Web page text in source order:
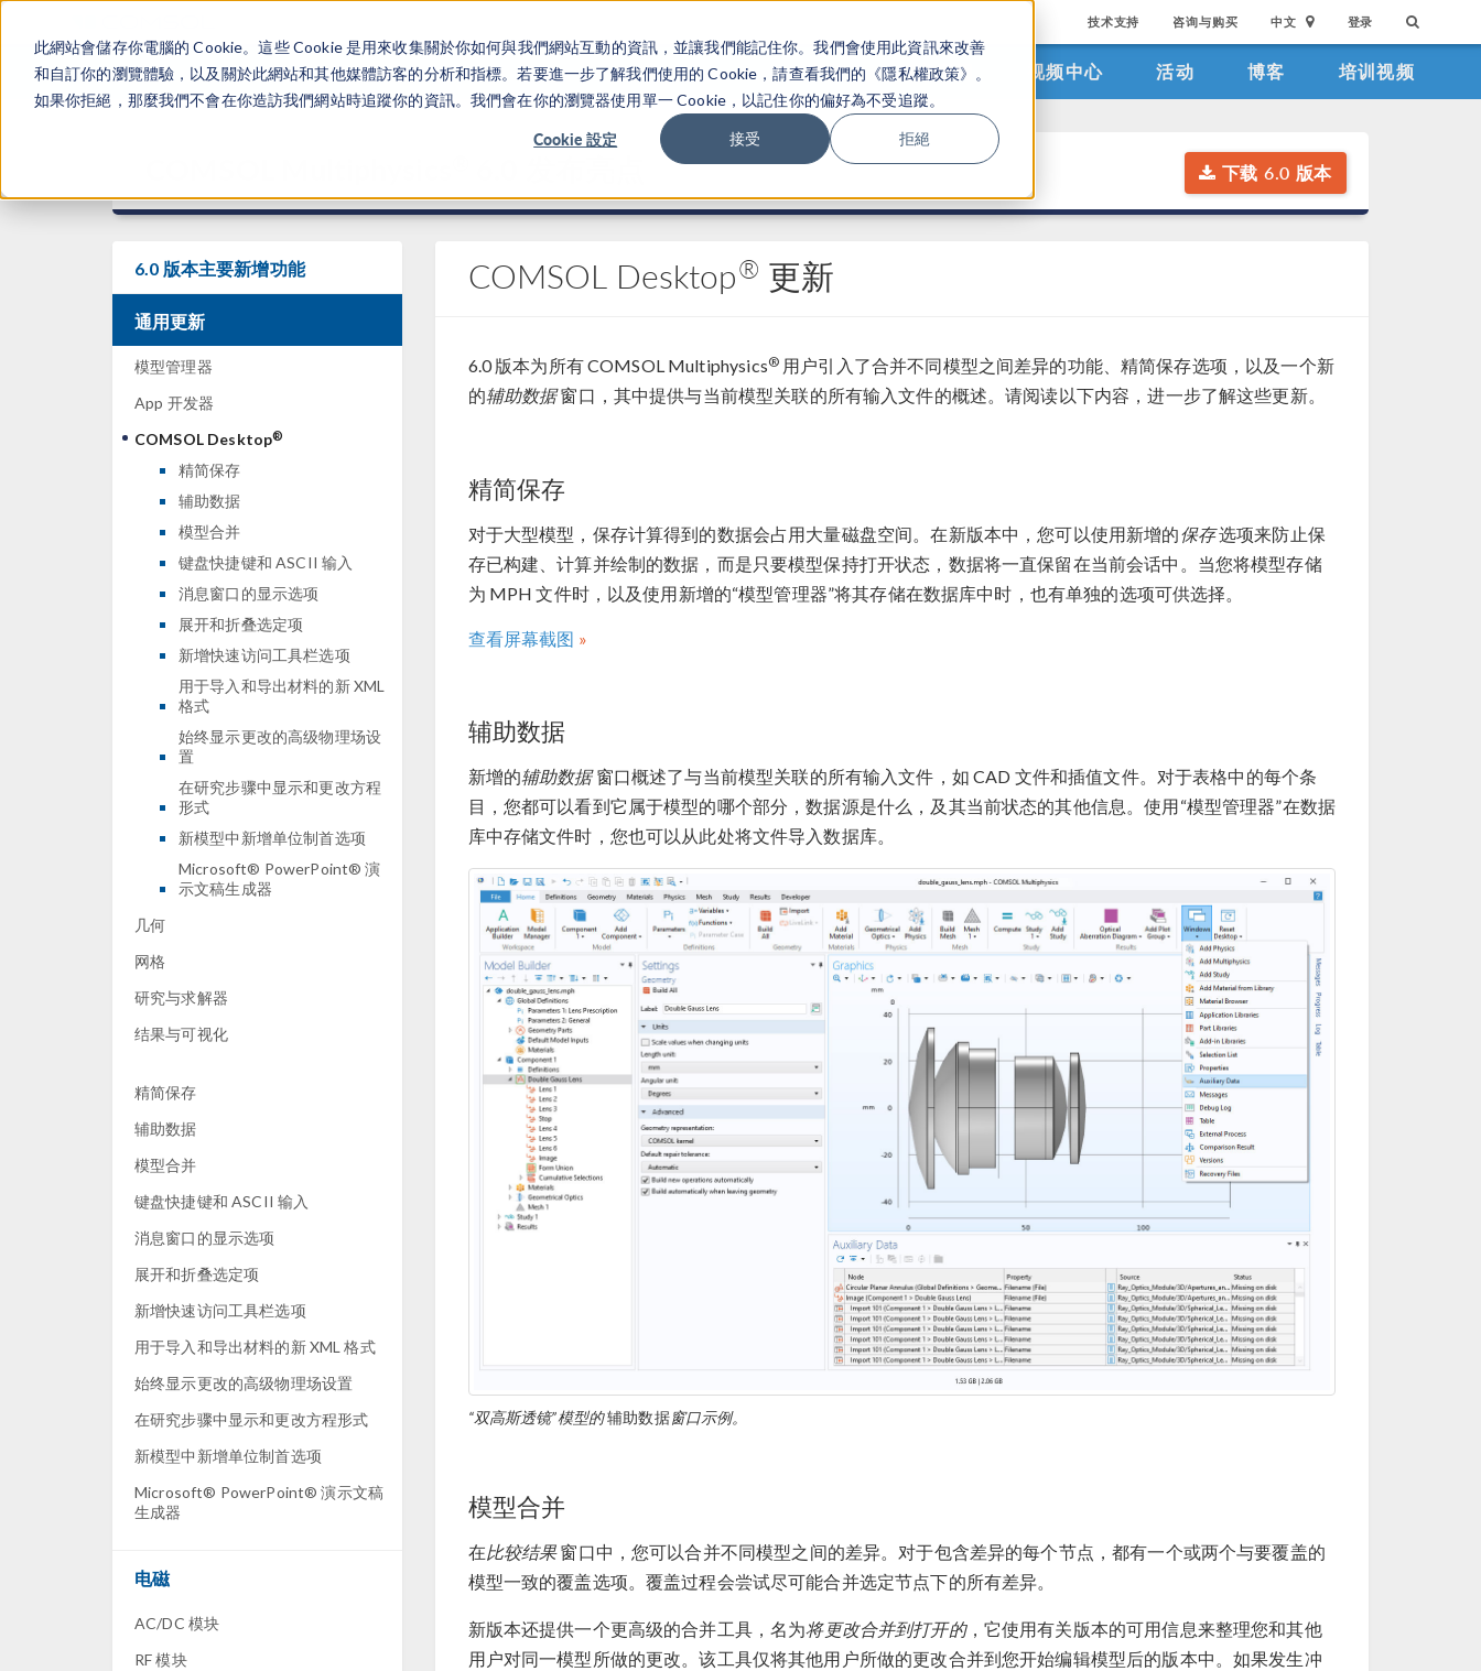
此網站會儲存你電腦的 Cookie。這些 Cookie 是用來收集關於你如何與我們網站互動的資訊，並讓我們能記住你。我們會使用此資訊來改善
和自訂你的瀏覽體驗，以及關於此網站和其他媒體訪客的分析和指標。若要進一步了解我們使用的 Cookie，請查看我們的《隱私權政策》。
如果你拒絕，那麼我們不會在你造訪我們網站時追蹤你的資訊。我們會在你的瀏覽器使用單一 Cookie，以記住你的偏好為不受追蹤。
Cookie 設定 接受 拒絕
技术支持 咨询与购买 中文 登录
产品 行业应用 视频中心 活动 博客 培训视频
下载 6.0 版本
6.0 版本主要新增功能
通用更新
模型管理器
App 开发器
COMSOL Desktop®
精简保存
辅助数据
模型合并
键盘快捷键和 ASCII 输入
消息窗口的显示选项
展开和折叠选定项
新增快速访问工具栏选项
用于导入和导出材料的新 XML
格式
始终显示更改的高级物理场设
置
在研究步骤中显示和更改方程
形式
新模型中新增单位制首选项
Microsoft® PowerPoint® 演
示文稿生成器
几何
网格
研究与求解器
结果与可视化
精简保存
辅助数据
模型合并
键盘快捷键和 ASCII 输入
消息窗口的显示选项
展开和折叠选定项
新增快速访问工具栏选项
用于导入和导出材料的新 XML 格式
始终显示更改的高级物理场设置
在研究步骤中显示和更改方程形式
新模型中新增单位制首选项
Microsoft® PowerPoint® 演示文稿
生成器
电磁
AC/DC 模块
RF 模块
COMSOL Desktop® 更新
6.0 版本为所有 COMSOL Multiphysics® 用户引入了合并不同模型之间差异的功能、精简保存选项，以及一个新
的辅助数据窗口，其中提供与当前模型关联的所有输入文件的概述。请阅读以下内容，进一步了解这些更新。
精简保存
对于大型模型，保存计算得到的数据会占用大量磁盘空间。在新版本中，您可以使用新增的保存选项来防止保
存已构建、计算并绘制的数据，而是只要模型保持打开状态，数据将一直保留在当前会话中。当您将模型存储
为 MPH 文件时，以及使用新增的“模型管理器”将其存储在数据库中时，也有单独的选项可供选择。
查看屏幕截图
辅助数据
新增的辅助数据窗口概述了与当前模型关联的所有输入文件，如 CAD 文件和插值文件。对于表格中的每个条
目，您都可以看到它属于模型的哪个部分，数据源是什么，及其当前状态的其他信息。使用“模型管理器”在数据
库中存储文件时，您也可以从此处将文件导入数据库。
“双高斯透镜”模型的辅助数据窗口示例。
模型合并
在比较结果窗口中，您可以合并不同模型之间的差异。对于包含差异的每个节点，都有一个或两个与要覆盖的
模型一致的覆盖选项。覆盖过程会尝试尽可能合并选定节点下的所有差异。
新版本还提供一个更高级的合并工具，名为将更改合并到打开的，它使用有关版本的可用信息来整理您和其他
用户对同一模型所做的更改。该工具仅将其他用户所做的更改合并到您开始编辑模型后的版本中。如果发生冲